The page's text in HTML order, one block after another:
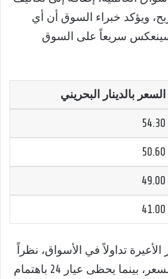
ويؤكد خبراء السوق أن أي
سريعاً على السوق
السعر بالدينار البحريني
54.30
50.60
49.00
41.00
من أكثر الأعيرة تداولاً في الأسواق، نظراً
لتوازنه بين النقاء والسعر، بينما يحظى عيار 24 باهتمام